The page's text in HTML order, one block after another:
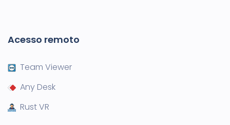
Acesso remoto
Team Viewer
Any Desk
Rust VR